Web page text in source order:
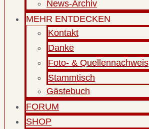
News-Archiv
MEHR ENTDECKEN
Kontakt
Danke
Foto- & Quellennachweis
Stammtisch
Gästebuch
FORUM
SHOP